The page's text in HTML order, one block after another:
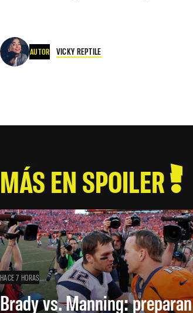
AUTOR VICKY REPTILE
MÁS EN SPOILER
HACE 7 HORAS
Brady vs. Manning: preparan